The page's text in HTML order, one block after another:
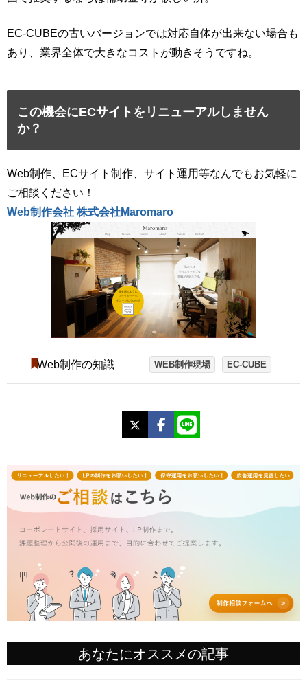
EC-CUBEの古いバージョンでは対応自体が出来ない場合も
あり、業界全体で大きなコストが動きそうですね。
この機会にECサイトをリニューアルしません
か？
Web制作、ECサイト制作、サイト運用等なんでもお気軽に
ご相談ください！
Web制作会社 株式会社Maromaro
Web制作の知識 WEB制作現場 EC-CUBE
Facebook
あなたにオススメの記事